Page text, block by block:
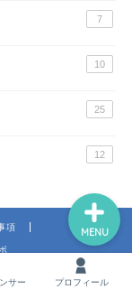
7
10
25
12
項
サー
プロフィール
MENU